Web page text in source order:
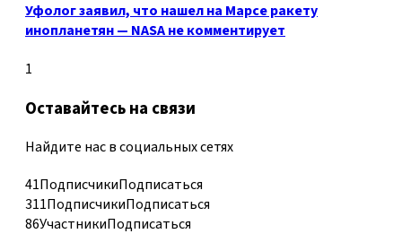
Уфолог заявил, что нашел на Марсе ракету
инопланетян — NASA не комментирует
1
Оставайтесь на связи
Найдите нас в социальных сетях
41ПодписчикиПодписаться
311ПодписчикиПодписаться
86УчастникиПодписаться